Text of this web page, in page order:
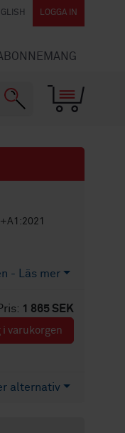
LOGGA IN
- Läs mer
1 865 SEK
i varukorgen
alternativ